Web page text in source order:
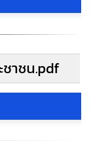
าชน.pdf